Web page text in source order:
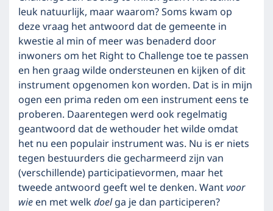
leuk natuurlijk, maar waarom? Soms kwam op
deze vraag het antwoord dat de gemeente in
kwestie al min of meer was benaderd door
inwoners om het Right to Challenge toe te passen
en hen graag wilde ondersteunen en kijken of dit
instrument opgenomen kon worden. Dat is in mijn
ogen een prima reden om een instrument eens te
proberen. Daarentegen werd ook regelmatig
geantwoord dat de wethouder het wilde omdat
het nu een populair instrument was. Nu is er niets
tegen bestuurders die gecharmeerd zijn van
(verschillende) participatievormen, maar het
tweede antwoord geeft wel te denken. Wantvoor
wieen met welkdoelga je dan participeren?